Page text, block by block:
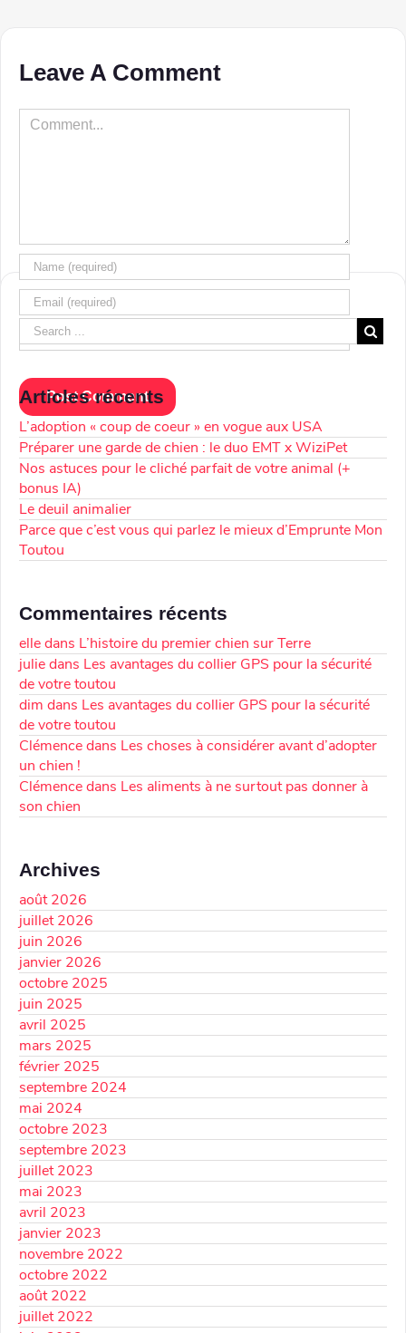
Leave A Comment
Comment
Articles récents
L’adoption « coup de coeur » en vogue aux USA
Préparer une garde de chien : le duo EMT x WiziPet
Nos astuces pour le cliché parfait de votre animal (+
bonus IA)
Le deuil animalier
Parce que c’est vous qui parlez le mieux d’Emprunte Mon
Toutou
Commentaires récents
elledans L’histoire du premier chien sur Terre
juliedans Les avantages du collier GPS pour la sécurité
de votre toutou
dim dans Les avantages du collier GPS pour la sécurité
de votre toutou
Clémencedans Les choses à considérer avant d’adopter
un chien !
Clémencedans Les aliments à ne surtout pas donner à
son chien
Archives
août 2026
juillet 2026
juin 2026
janvier 2026
octobre 2025
juin 2025
avril 2025
mars 2025
février 2025
septembre 2024
mai 2024
octobre 2023
septembre 2023
juillet 2023
mai 2023
avril 2023
janvier 2023
novembre 2022
octobre 2022
août 2022
juillet 2022